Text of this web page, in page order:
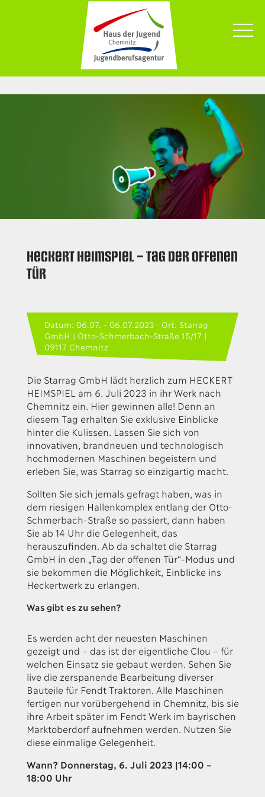
Heckert Heimspiel – Tag der offenen
Tür
Datum: 06.07. - 06.07.2023 · Ort: Starrag
GmbH | Otto-Schmerbach-Straße 15/17 |
09117 Chemnitz
Die Starrag GmbH lädt herzlich zum HECKERT
HEIMSPIEL am 6. Juli 2023 in ihr Werk nach
Chemnitz ein. Hier gewinnen alle! Denn an
diesem Tag erhalten Sie exklusive Einblicke
hinter die Kulissen. Lassen Sie sich von
innovativen, brandneuen und technologisch
hochmodernen Maschinen begeistern und
erleben Sie, was Starrag so einzigartig macht.
Sollten Sie sich jemals gefragt haben, was in
dem riesigen Hallenkomplex entlang der Otto-
Schmerbach-Straße so passiert, dann haben
Sie ab 14 Uhr die Gelegenheit, das
herauszufinden. Ab da schaltet die Starrag
GmbH in den „Tag der offenen Tür“-Modus und
sie bekommen die Möglichkeit, Einblicke ins
Heckertwerk zu erlangen.
Was gibt es zu sehen?
Es werden acht der neuesten Maschinen
gezeigt und – das ist der eigentliche Clou – für
welchen Einsatz sie gebaut werden. Sehen Sie
live die zerspanende Bearbeitung diverser
Bauteile für Fendt Traktoren. Alle Maschinen
fertigen nur vorübergehend in Chemnitz, bis sie
ihre Arbeit später im Fendt Werk im bayrischen
Marktoberdorf aufnehmen werden. Nutzen Sie
diese einmalige Gelegenheit.
Wann? Donnerstag, 6. Juli 2023 |14:00 –
18:00 Uhr